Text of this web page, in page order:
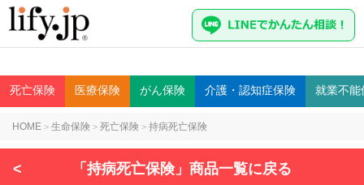
死亡保険 医療保険 がん保険 介護・認知症保険 就業不能
HOME > 生命保険 > 死亡保険 > 持病死亡保険
< 「持病死亡保険」商品一覧に戻る